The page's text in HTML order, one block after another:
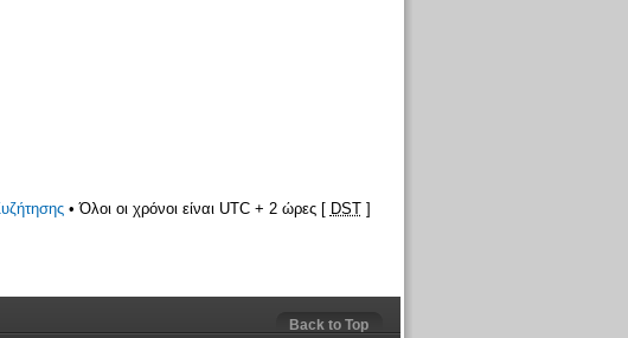
• Όλοι οι χρόνοι είναι UTC + 2 ώρες [ DST]
Back to Top